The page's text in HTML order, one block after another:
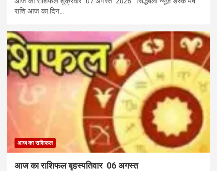
राशि आज का दिन…
आज का राशिफल
आज का राशिफल बृहस्पतिवार 06 अगस्त